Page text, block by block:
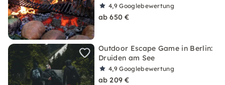
4,9Googlebewertung
ab 650 €
Outdoor Escape Game in Berlin:
Druiden am See
4,9Googlebewertung
ab 209 €